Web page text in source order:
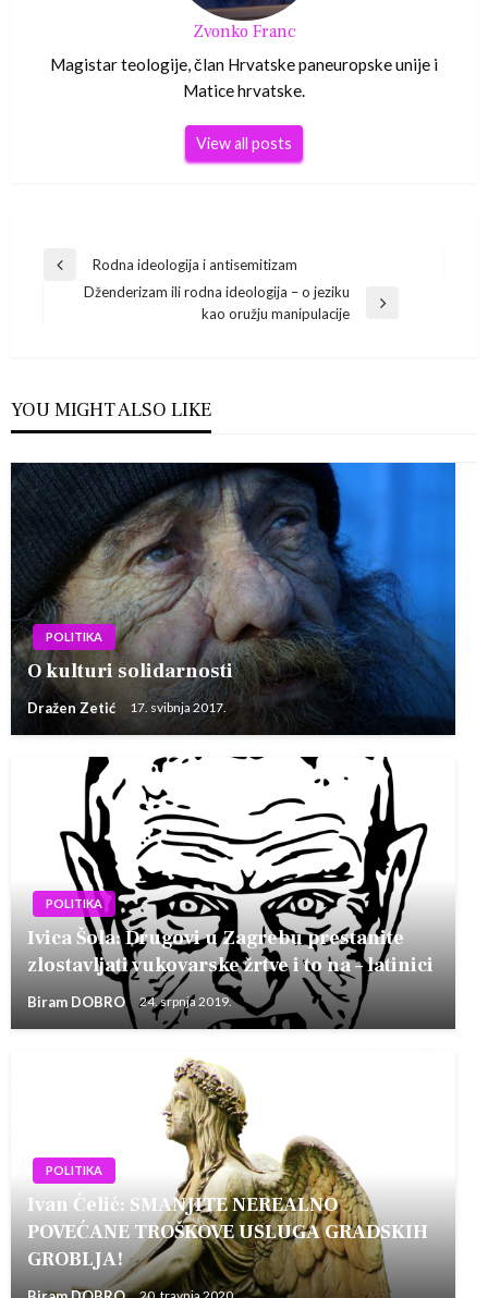
Zvonko Franc
Magistar teologije, član Hrvatske paneuropske unije i
Matice hrvatske.
View all posts
Navigacija
Previous
Rodna ideologija i antisemitizam
Dženderizam ili rodna ideologija – o jeziku
kao oružju manipulacije
YOU MIGHT ALSO LIKE
POLITIKA
O kulturi solidarnosti
Dražen Zetić 17. svibnja 2017.
POLITIKA
Ivica Šola: Drugovi u Zagrebu prestanite
zlostavljati vukovarske žrtve i to na – latinici
Biram DOBRO 24. srpnja 2019.
POLITIKA
Ivan Ćelić: SMANJITE NEREALNO
POVEĆANE TROŠKOVE USLUGA GRADSKIH
GROBLJA!